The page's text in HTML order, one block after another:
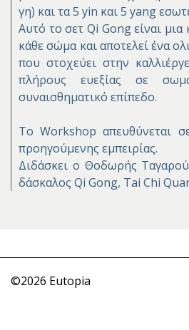
γη) και τα 5 yin και 5 yang
Αυτό το σετ Qi Gong είναι
κάθε σώμα και αποτελεί ένα
που στοχεύει στην
πλήρους ευεξίας σε
συναισθηματικό επίπεδο.
Το Workshop απευθύνεται
προηγούμενης εμπειρίας.
Διδάσκει ο Θοδωρής
δάσκαλος Qi Gong, Tai Chi
©2026 Eutopia